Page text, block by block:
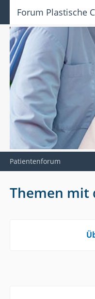
Forum Plastische
Patientenforum
Themen mit